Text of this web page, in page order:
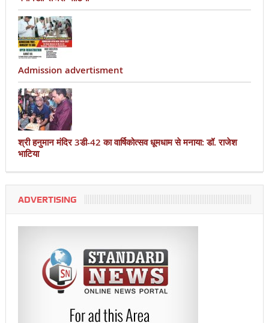
Admission advertisment
श्री हनुमान मंदिर 3डी-42 का वार्षिकोत्सव धूमधाम से मनाया: डॉ. राजेश
भाटिया
ADVERTISING